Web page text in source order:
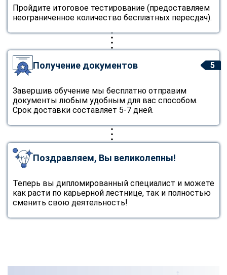
Пройдите итоговое тестирование (предоставляем
неограниченное количество бесплатных пересдач).
5
Получение документов
Завершив обучение мы бесплатно отправим
документы любым удобным для вас способом.
Срок доставки составляет 5-7 дней.
Поздравляем, Вы великолепны!
Теперь вы дипломированный специалист и можете
как расти по карьерной лестнице, так и полностью
сменить свою деятельность!